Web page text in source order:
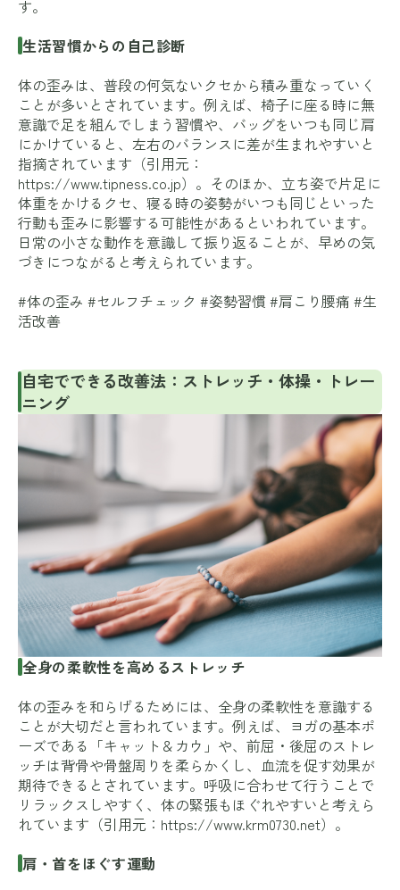
す。
生活習慣からの自己診断
体の歪みは、普段の何気ないクセから積み重なっていく
ことが多いとされています。例えば、椅子に座る時に無
意識で足を組んでしまう習慣や、バッグをいつも同じ肩
にかけていると、左右のバランスに差が生まれやすいと
指摘されています（引用元：
https://www.tipness.co.jp）。そのほか、立ち姿で片足に
体重をかけるクセ、寝る時の姿勢がいつも同じといった
行動も歪みに影響する可能性があるといわれています。
日常の小さな動作を意識して振り返ることが、早めの気
づきにつながると考えられています。
#体の歪み #セルフチェック #姿勢習慣 #肩こり腰痛 #生
活改善
自宅でできる改善法：ストレッチ・体操・トレー
ニング
全身の柔軟性を高めるストレッチ
体の歪みを和らげるためには、全身の柔軟性を意識する
ことが大切だと言われています。例えば、ヨガの基本ポ
ーズである「キャット＆カウ」や、前屈・後屈のストレ
ッチは背骨や骨盤周りを柔らかくし、血流を促す効果が
期待できるとされています。呼吸に合わせて行うことで
リラックスしやすく、体の緊張もほぐれやすいと考えら
れています（引用元： https://www.krm0730.net）。
肩・首をほぐす運動